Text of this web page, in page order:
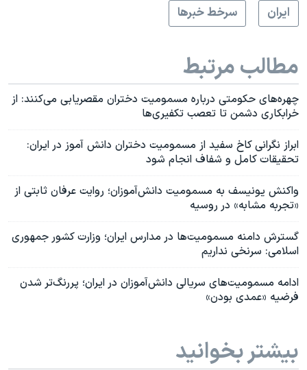
ايران
سرخط خبرها
مطالب مرتبط
چهره‌های حکومتی درباره مسمومیت‌ دختران مقصریابی می‌کنند: از
خرابکاری دشمن تا تعصب تکفیری‌ها
ابراز نگرانی کاخ سفید از مسمومیت دختران دانش آموز در ایران:
تحقیقات کامل و شفاف انجام شود
واکنش یونیسف به مسمومیت دانش‌آموزان؛ روایت عرفان ثابتی از
«تجربه مشابه» در روسیه
گسترش دامنه مسمومیت‌ها در مدارس ایران؛ وزارت کشور جمهوری
اسلامی: سرنخی نداریم
ادامه مسمومیت‌های سریالی دانش‌آموزان در ایران؛ پررنگ‌تر شدن
فرضیه «عمدی بودن»
بیشتر بخوانید